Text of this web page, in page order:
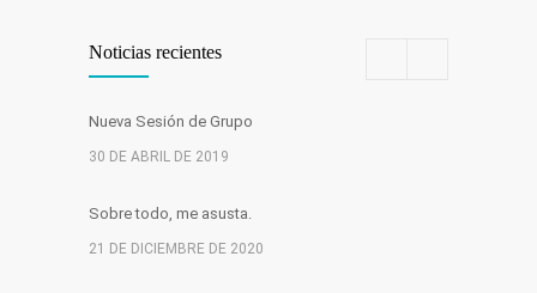
Noticias recientes
Nueva Sesión de Grupo
30 DE ABRIL DE 2019
Sobre todo, me asusta.
21 DE DICIEMBRE DE 2020